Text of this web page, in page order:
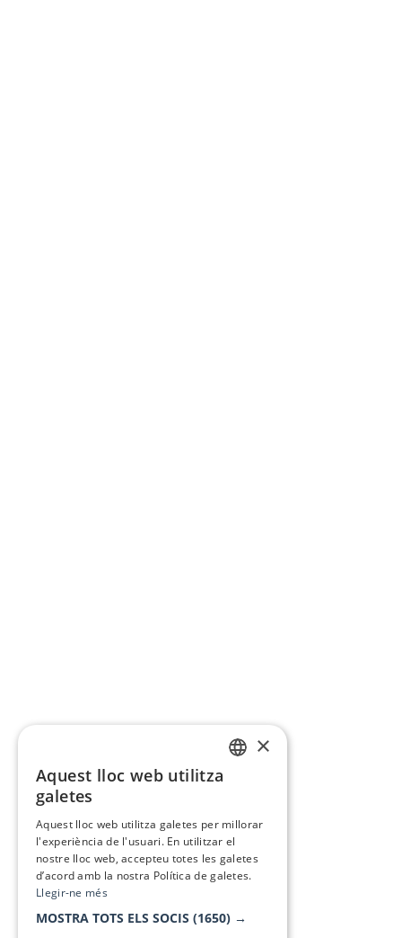
×
Aquest lloc web utilitza
galetes
Aquest lloc web utilitza galetes per millorar
l'experiència de l'usuari. En utilitzar el
nostre lloc web, accepteu totes les galetes
d’acord amb la nostra Política de galetes.
Llegir-ne més
MOSTRA TOTS ELS SOCIS (1650) →